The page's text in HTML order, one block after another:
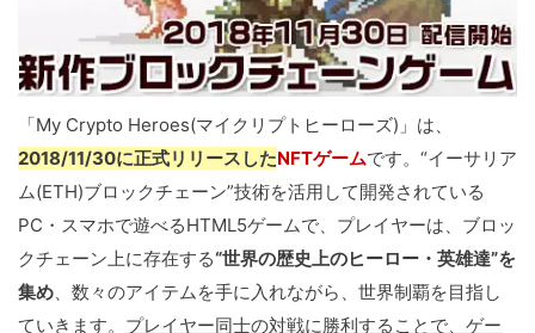
「My Crypto Heroes(マイクリプトヒーローズ)」は、
2018/11/30に正式リリースしたNFTゲームです。“イーサリア
ム(ETH)ブロックチェーン”技術を活用して開発されている
PC・スマホで遊べるHTML5ゲームで、プレイヤーは、ブロッ
クチェーン上に存在する“世界の歴史上のヒーロー・英雄達”を
集め、数々のアイテムを⼿に⼊れながら、世界制覇を⽬指し
ていきます。 プレイヤー同士の対戦に勝利することで、ゲー